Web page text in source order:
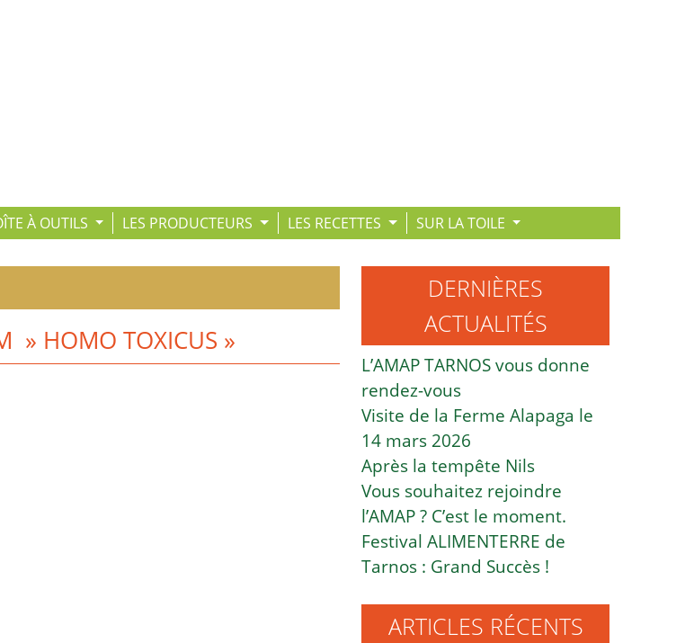
À OUTILS LES PRODUCTEURS LES RECETTES SUR LA TOILE
» HOMO TOXICUS »
DERNIÈRES
ACTUALITÉS
L’AMAP TARNOS vous donne
rendez-vous
Visite de la Ferme Alapaga le
14 mars 2026
Après la tempête Nils
Vous souhaitez rejoindre
l’AMAP ? C’est le moment.
Festival ALIMENTERRE de
Tarnos : Grand Succès !
ARTICLES RÉCENTS